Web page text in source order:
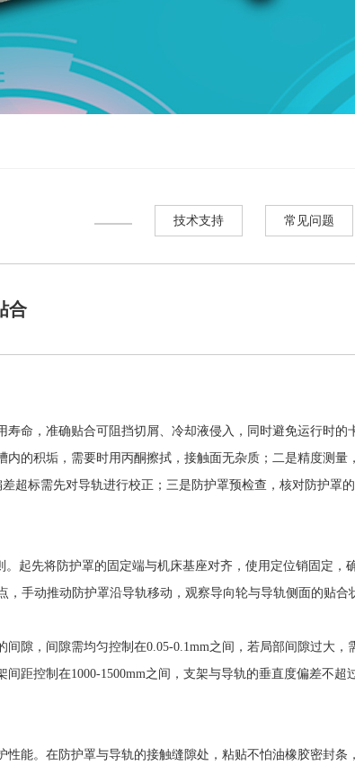
技术支持 常见问题
合
命，准确贴合可阻挡切屑、冷却液侵入，同时避免运行时
的积垢，需要时用丙酮擦拭，接触面无杂质；二是精度测
超标需先对导轨进行校正；三是防护罩预检查，核对防护
起先将防护罩的固定端与机床基座对齐，使用定位销固定
，手动推动防护罩沿导轨移动，观察导向轮与导轨侧面的贴
隙，间隙需均匀控制在0.05-0.1mm之间，若局部间隙过大
距控制在1000-1500mm之间，支架与导轨的垂直度偏差不
能。在防护罩与导轨的接触缝隙处，粘贴不怕油橡胶密封